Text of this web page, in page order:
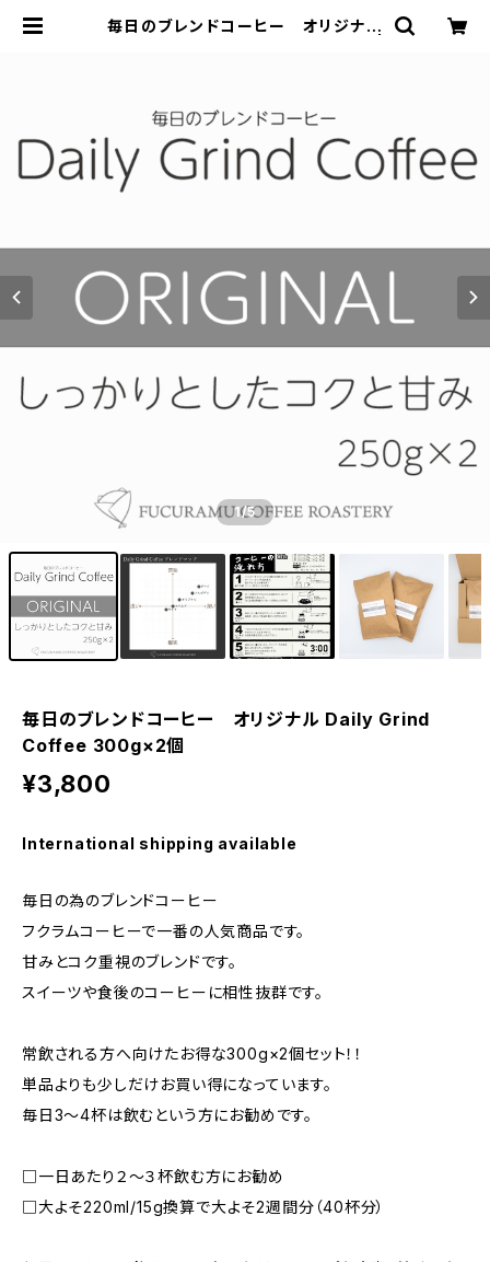
毎日のブレンドコーヒー オリジナル
1/5
毎日のブレンドコーヒー オリジナル Daily Grind
Coffee 300g×2個
¥3,800
International shipping available
毎日の為のブレンドコーヒー
フクラムコーヒーで一番の人気商品です。
甘みとコク重視のブレンドです。
スイーツや食後のコーヒーに相性抜群です。
常飲される方へ向けたお得な300g×2個セット！！
単品よりも少しだけお買い得になっています。
毎日3～4杯は飲むという方にお勧めです。
□一日あたり２～３杯飲む方にお勧め
□大よそ220ml/15g換算で大よそ2週間分（40杯分）